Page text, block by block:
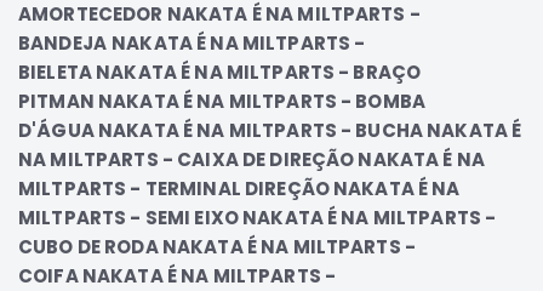
Acessórios
Lancer
Suspensão
Freio
Correias
Filtros
Transmissão
AMORTECEDOR NAKATA É NA MILTPARTS -
BANDEJA NAKATA É NA MILTPARTS -
BIELETA NAKATA É NA MILTPARTS - BRAÇO
PITMAN NAKATA É NA MILTPARTS - BOMBA
D'ÁGUA NAKATA É NA MILTPARTS - BUCHA NAKATA É
NA MILTPARTS - CAIXA DE DIREÇÃO NAKATA É NA
MILTPARTS - TERMINAL DIREÇÃO NAKATA É NA
MILTPARTS - SEMI EIXO NAKATA É NA MILTPARTS -
CUBO DE RODA NAKATA É NA MILTPARTS -
COIFA NAKATA É NA MILTPARTS -